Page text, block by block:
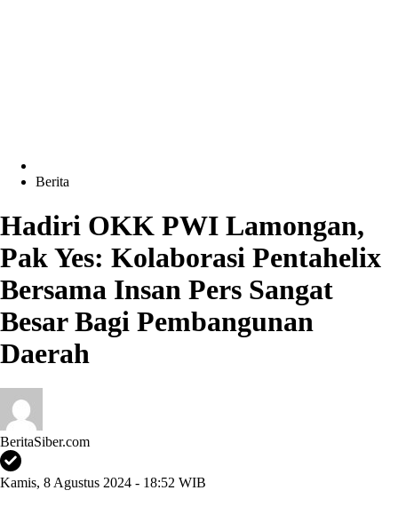
Berita
Hadiri OKK PWI Lamongan,
Pak Yes: Kolaborasi Pentahelix
Bersama Insan Pers Sangat
Besar Bagi Pembangunan
Daerah
BeritaSiber.com
Kamis, 8 Agustus 2024 - 18:52 WIB